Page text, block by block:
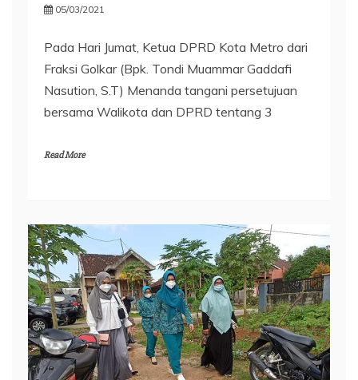
05/03/2021
Pada Hari Jumat, Ketua DPRD Kota Metro dari
Fraksi Golkar (Bpk. Tondi Muammar Gaddafi
Nasution, S.T) Menanda tangani persetujuan
bersama Walikota dan DPRD tentang 3
Read More